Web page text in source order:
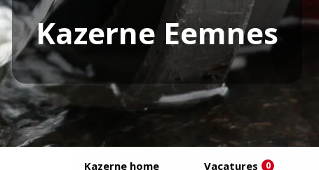
Kazerne Eemnes
Kazerne home Vacatures 0